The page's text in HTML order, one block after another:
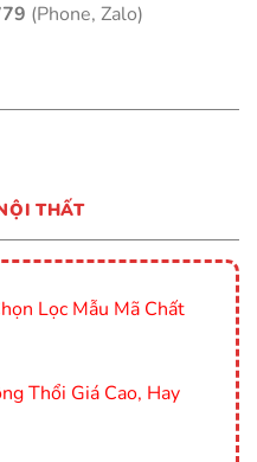
(Phone, Zalo)
THẤT
Lọc Mẫu Mã Chất
Thổi Giá Cao, Hay